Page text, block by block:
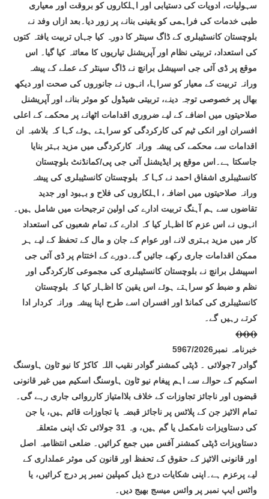
سہولیات، ادویات کی دستیابی اور اہلکاروں کو بروقت اور معیاری
طبی خدمات کی فراہمی کو یقینی بنانے پر زور دیا۔بعد ازاں وفد نے
بلوچستان کانسٹیبلری کے ڈاگ سینٹر کا دورہ کیا جہاں تربیت یافتہ کتوں
کی استعداد، تربیتی نظام اور آپریشنل تیاریوں کا معائنہ کیا گیا۔ اس
موقع پر ڈی آئی جی اسپیشل برانچ نے ڈاگ سینٹر کے عملے کے پیشہ
ورانہ تربیت کے معیار کو سراہا، انہوں نے جانوروں کی صحت اور دیکھ
بھال پر خصوصی توجہ دینے، تربیتی شیڈول کو موثر بنانے اور آپریشنل
صلاحیتوں میں اضافے کے لیے ضروری اقدامات اٹھانے پر محکمے کے اعلی
افسران اور انکی ٹیم کی کارکردگی کو سراہتے ہوئے کہا کہ بلاشبہ ان
اقدامات سے محکمے کی پیشہ ورانہ کارکردگی میں مزید بہتر بنایا
جاسکتا ہے۔اس موقع پر ایڈیشنل آئی جی پی/کمانڈنٹ بلوچستان
کانسٹیبلری اشفاق احمد نے کہا کہ بلوچستان کانسٹیبلری کی پیشہ
ورانہ صلاحیتوں میں اضافہ، اہلکاروں کی فلاح و بہبود اور جدید
تقاضوں سے ہم آہنگ تربیت ادارے کی اولین ترجیحات میں شامل ہیں۔
انہوں نے اس عزم کا اظہار کیا کہ ادارے کے تمام شعبوں کی استعداد
کار میں مزید بہتری لانے اور عوام کے جان و مال کے تحفظ کے لیے ہر
ممکن اقدامات جاری رکھے جائیں گے۔دورے کے اختتام پر ڈی آئی جی
اسپیشل برانچ نے بلوچستان کانسٹیبلری کی مجموعی کارکردگی اور
نظم و ضبط کو سراہتے ہوئے اس یقین کا اظہار کیا کہ بلوچستان
کانسٹیبلری کی کمانڈ اور افسران اسے طرح اپنا پیشہ ورانہ کردار ادا
کرتے رہیں گے۔
﴾﴿﴾﴿﴾﴿
خبرنامہ نمبر5967/2026
گوادر 7جولائی ۔ ڈپٹی کمشنر گوادر نقیب اللہ کاکڑ کا نیو ٹاون ہاوسنگ
اسکیم کے حوالے سے اہم پیغام نیو ٹاون ہاوسنگ اسکیم میں غیر قانونی
قبضوں اور ناجائز تجاوزات کے خلاف بلاامتیاز کارروائی جاری رہے گی۔
تمام الاٹیز جن کے پلاٹس پر ناجائز قبضہ یا تجاوزات قائم ہیں، یا جن
کی دستاویزات نامکمل یا گم ہیں، وہ 31 جولائی تک اپنی متعلقہ
دستاویزات ڈپٹی کمشنر آفس میں جمع کرائیں۔ ضلعی انتظامیہ اصل
اور قانونی الاٹیز کے حقوق کے تحفظ اور قانون کی موثر عملداری کے
لیے پرعزم ہے۔اپنی شکایات درج ذیل کمپلین نمبر پر درج کرائیں، یا
واٹس ایپ نمبر پر وائس میسج بھیج دیں۔